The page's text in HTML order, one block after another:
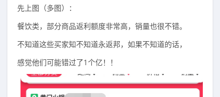
先上图（多图）：
餐饮类，部分商品返利额度非常高，销量也很不错。
不知道这些买家知不知道永返邦，如果不知道的话，
感觉他们可能错过了1个亿！！